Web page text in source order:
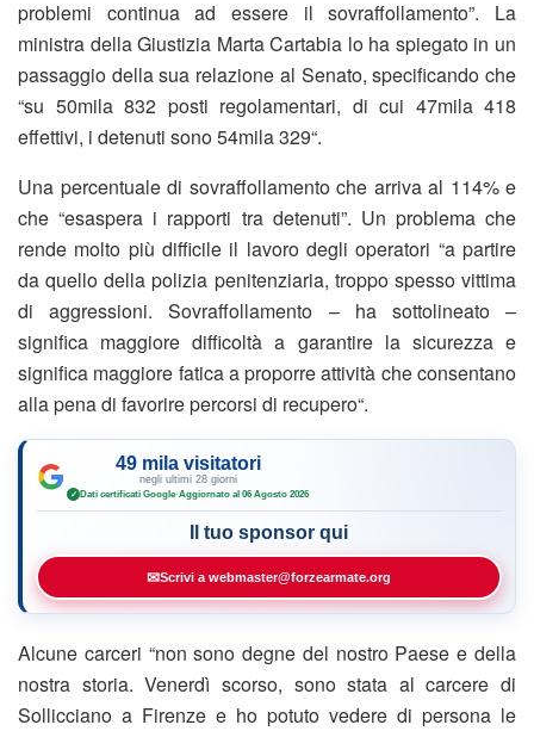
problemi continua ad essere il sovraffollamento”. La
ministra della Giustizia Marta Cartabia lo ha spiegato in un
passaggio della sua relazione al Senato, specificando che
“su 50mila 832 posti regolamentari, di cui 47mila 418
effettivi, i detenuti sono 54mila 329“.
Una percentuale di sovraffollamento che arriva al 114% e
che “esaspera i rapporti tra detenuti”. Un problema che
rende molto più difficile il lavoro degli operatori “a partire
da quello della polizia penitenziaria, troppo spesso vittima
di aggressioni. Sovraffollamento – ha sottolineato –
significa maggiore difficoltà a garantire la sicurezza e
significa maggiore fatica a proporre attività che consentano
alla pena di favorire percorsi di recupero“.
49 mila visitatori
negli ultimi 28 giorni
✓ Dati certificati Google·Aggiornato al 06 Agosto 2026
Il tuo sponsor qui
✉Scrivi a webmaster@forzearmate.org
Alcune carceri “non sono degne del nostro Paese e della
nostra storia. Venerdì scorso, sono stata al carcere di
Sollicciano a Firenze e ho potuto vedere di persona le